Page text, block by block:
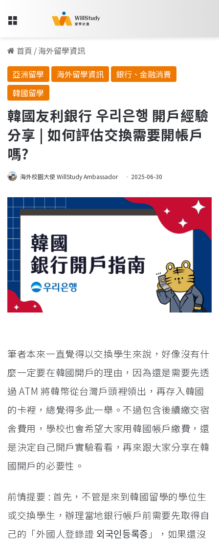
Menu
首頁 /海外留學資訊
亞洲留學
海外留學資訊
銀行、金融消費
韓國留學
韓國友利銀行 우리은행 開戶經驗
分享 | 如何評估交換需要開帳戶
嗎?
海外校園大使 WillStudy Ambassador 2025-06-30
筆者本來一直覺得以交換學生來說，好像沒有什
麼一定要在韓國開戶的理由，因為還是需要先透
過 ATM 將韓幣從台灣戶頭裡領出，再存入韓國
的卡裡，總覺得多此一舉。不過包含後續繳交宿
舍費用，學校也會希望大家用韓國帳戶繳費，還
是決定自己開戶實驗看看，再來跟大家分享在韓
國開戶的必要性。
前情提要 : 首先，不管是來到韓國留學的學位生
或交換學生，辦理當地銀行帳戶前需要先取得自
己的「外國人登錄證 외국인등록증」，如果還沒